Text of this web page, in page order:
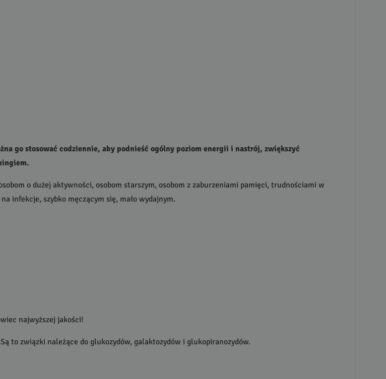
go stosować codziennie, aby podnieść ogólny poziom energii i nastrój, zwiększyć
o dużej aktywności, osobom starszym, osobom z zaburzeniami pamięci, trudnościami w
infekcje, szybko męczącym się, mało wydajnym.
najwyższej jakości!
Są to związki należące do glukozydów, galaktozydów i glukopiranozydów.